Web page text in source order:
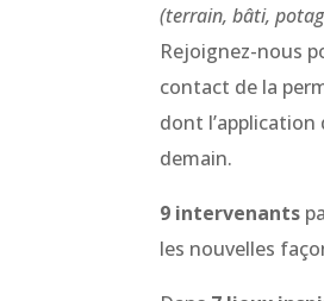
(terrain, bâti,
Rejoignez-nous
contact de la
dont
demain.
9 intervenants
les nouvelles